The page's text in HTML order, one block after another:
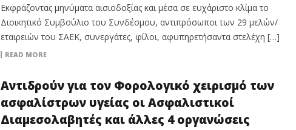
Εκφράζοντας μηνύματα αισιοδοξίας και μέσα σε ευχάριστο κλίμα το
Διοικητικό Συμβούλιο του Συνδέσμου, αντιπρόσωποι των 29 μελών/
εταιρειών του ΣΑΕΚ, συνεργάτες, φίλοι, αφυπηρετήσαντα στελέχη […]
READ MORE
Αντιδρούν για τον Φορολογικό χειρισμό των
ασφαλίστρων υγείας οι Ασφαλιστικοί
Διαμεσολαβητές και άλλες 4 οργανώσεις